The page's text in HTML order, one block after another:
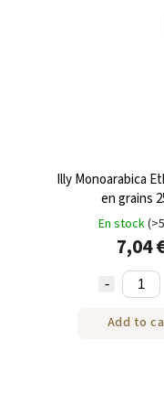
Illy Monoarabica
en grains
En stock
7,04
Add to